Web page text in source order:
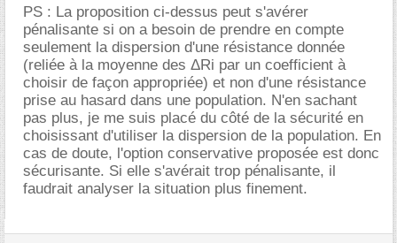
PS : La proposition ci-dessus peut s'avérer
pénalisante si on a besoin de prendre en compte
seulement la dispersion d'une résistance donnée
(reliée à la moyenne des ΔRi par un coefficient à
choisir de façon appropriée) et non d'une résistance
prise au hasard dans une population. N'en sachant
pas plus, je me suis placé du côté de la sécurité en
choisissant d'utiliser la dispersion de la population. En
cas de doute, l'option conservative proposée est donc
sécurisante. Si elle s'avérait trop pénalisante, il
faudrait analyser la situation plus finement.